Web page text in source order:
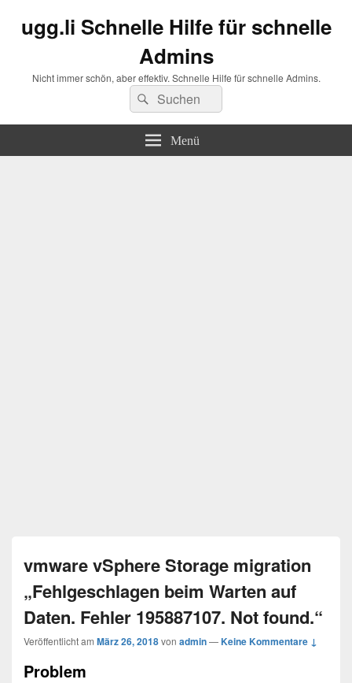
ugg.li Schnelle Hilfe für schnelle
Admins
Nicht immer schön, aber effektiv. Schnelle Hilfe für schnelle Admins.
Suchen
nach:
Suchen
Menü
vmware vSphere Storage migration
„Fehlgeschlagen beim Warten auf
Daten. Fehler 195887107. Not found.“
Veröffentlicht am März 26, 2018von admin—Keine Kommentare ↓
Problem